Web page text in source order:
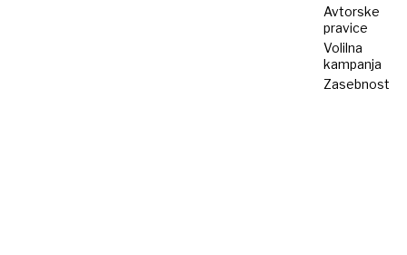
Avtorske
pravice
Volilna
kampanja
Zasebnost